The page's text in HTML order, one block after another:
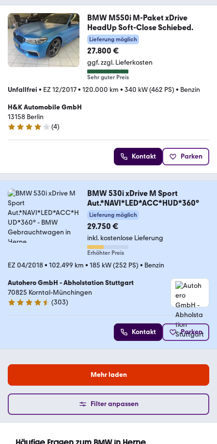
BMW M550i M-Paket xDrive
HeadUp Soft-Close Schiebed.
Lieferung möglich
27.800 €
ggf. zzgl. Lieferkosten
Sehr guter Preis
Unfallfrei • EZ 12/2017• 120.000 km • 340 kW (462 PS) • Benzin
H&K Automobile GmbH
13158 Berlin
3.9 Sterne
(4)
Kontakt Parken
BMW 530i xDrive M Sport
Aut.*NAVI*LED*ACC*HUD*360°
Lieferung möglich
29.750 €
inkl. kostenlose Lieferung
Erhöhter Preis
EZ 04/2018• 102.499 km • 185 kW (252 PS) • Benzin
Autohero GmbH - Abholstation Stuttgart
70825 Korntal-Münchingen
4.4 Sterne
(303)
Kontakt Parken
Mehr laden
Filter anpassen